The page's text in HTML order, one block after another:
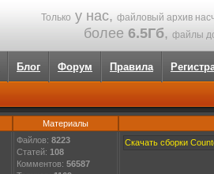
Только у нас, файловый архив
более 6.5Гб, файлы
Блог Форум Правила
Материалы
Файлов: 8223
Статей: 108
Комментов: 56587
Скачать сборки